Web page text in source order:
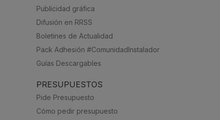
Publicidad gráfica
Difusión en RRSS
Boletines de Actualidad
Pack Adhesión #ComunidadInstalador
Guías Descargables
PRESUPUESTOS
Pide Presupuesto
Cómo pedir presupuesto